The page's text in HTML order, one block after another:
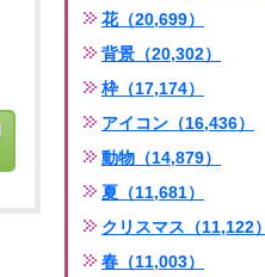
花（20,699）
背景（20,302）
枠（17,174）
アイコン（16,436）
動物（14,879）
夏（11,681）
クリスマス（11,122）
春（11,003）